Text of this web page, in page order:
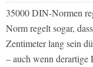
35000 DIN-Normen
Norm regelt sogar,
Zentimeter lang sein
– auch wenn derartige